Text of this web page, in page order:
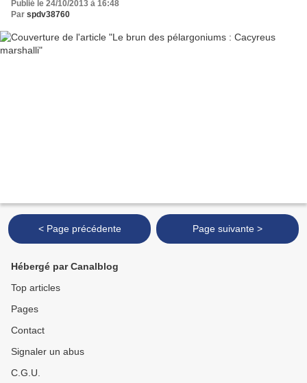
Publié le 24/10/2013 à 16:48
Par spdv38760
< Page précédente Page suivante >
Hébergé par Canalblog
Top articles
Pages
Contact
Signaler un abus
C.G.U.